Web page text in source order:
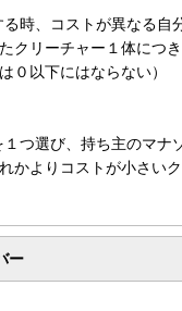
時、コストが異なる自
クリーチャー１体につ
０以下にはならない）
つ選び、持ち主のマナ
かよりコストが小さいク
ー